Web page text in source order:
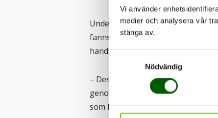
Vi använder
medier och analysera vår
stänga av.
Samtyckesval
Nödvändig
Under sista terminen på
fanns visserligen i både Kalmar
hands.
– Dessutom läste jag på
genom sin verksamhetsförlagda
som lockade.